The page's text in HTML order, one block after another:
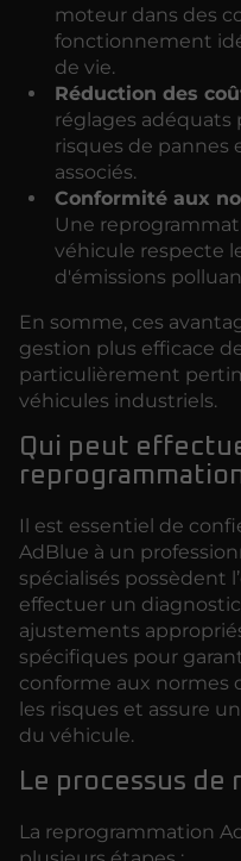
moteur dans des
fonctionnement
de vie.
Réduction des
réglages
risques de pannes
associés.
Conformité aux
Une
véhicule respecte
d'émissions
En somme, ces
gestion plus efficace
particulièrement
véhicules industriels.
Qui peut
Il est essentiel de
AdBlue à un
spécialisés possèdent
effectuer un
ajustements
spécifiques pour
conforme aux normes
les risques et assure
du véhicule.
Le processus
La reprogrammation